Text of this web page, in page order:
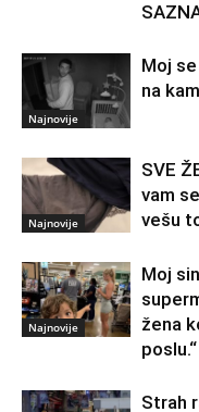
Najnovije
Moj
na
Najnovije
SVE
vam
vešu
Najnovije
Moj
žena
poslu.“
Strah